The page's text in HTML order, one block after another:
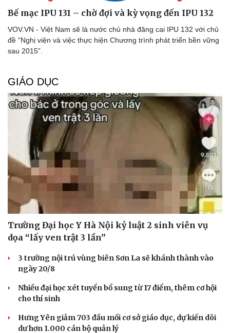
Doanh nghiệp
Thông tin doanh nghiệp
Doanh nghiệp 24h
Doanh nhân
Vì cộng đồng
Công nghệ
Tin Công nghệ
Chuyển đổi số
Bế mạc IPU 131 – chờ đợi và kỳ vọng đến IPU 132
VOV.VN - Việt Nam sẽ là nước chủ nhà đăng cai IPU 132 với chủ
đề “Nghị viện và việc thực hiện Chương trình phát triển bền vững
sau 2015”.
GIÁO DỤC
Trường Đại học Y Hà Nội kỷ luật 2 sinh viên vụ
dọa “lấy ven trật 3 lần”
3 trường nội trú vùng biên Sơn La sẽ khánh thành vào
ngày 20/8
Nhiều đại học xét tuyển bổ sung từ 17 điểm, thêm cơ hội
cho thí sinh
Hưng Yên giảm 703 đầu mối cơ sở giáo dục, dự kiến dôi
dư hơn 1.000 cán bộ quản lý